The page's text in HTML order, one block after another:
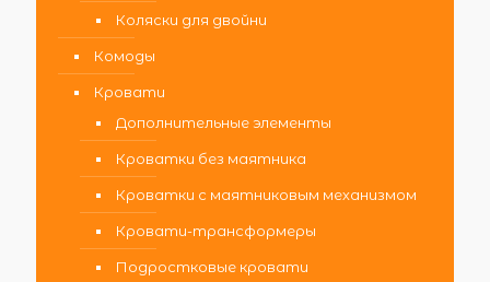
Коляски для двойни
Комоды
Кровати
Дополнительные элементы
Кроватки без маятника
Кроватки с маятниковым механизмом
Кровати-трансформеры
Подростковые кровати